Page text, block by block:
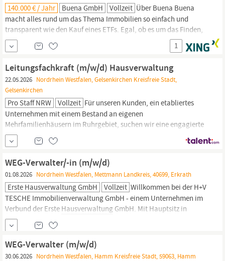
140.000 € / Jahr Buena GmbH Vollzeit Über Buena Buena
macht alles rund um das Thema Immobilien so einfach und
transparent wie den Kauf eines ETFs. Egal, ob es um das Finden,
Kaufen oder Finanzieren einer Wohnung geht. Dies erreichen wir,
indem wirHausverwaltungen
in ganz Deutschland übernehmen
und sie in Technologieunternehmen transformieren.
1
Leitungsfachkraft (m/w/d) Hausverwaltung
22.05.2026 Nordrhein Westfalen, Gelsenkirchen Kreisfreie Stadt,
Gelsenkirchen
Pro Staff NRW Vollzeit Für unseren Kunden, ein etabliertes
Unternehmen mit einem Bestand an eigenen
Mehrfamilienhäusern im Ruhrgebiet, suchen wir eine engagierte
und erfahrene Fachkraft (m/w/d) für die Leitung und
Weiterentwicklung der
Gelsenkirchen. IHRE AUFGABEN: Verantwortung für die operative
und strategische Leitung derHausverwaltung
WEG-Verwalter/-in (m/w/d)
01.08.2026 Nordrhein Westfalen, Mettmann Landkreis, 40699, Erkrath
Erste Hausverwaltung GmbH Vollzeit Willkommen bei der H+V
TESCHE Immobilienverwaltung GmbH - einem Unternehmen im
Verbund der Erste Hausverwaltung GmbH. Mit Hauptsitz in
Erkrath betreuen wir seit über 30 Jahren erfolgreich Wohnanlagen
und Eigentümergemeinschaften. Dank unserer
deutschlandweiten Präsenz und enger Zusammenarbeit mit
regionalen Partnern bieten wir unseren
WEG-Verwalter (m/w/d)
30.06.2026 Nordrhein Westfalen, Hamm Kreisfreie Stadt, 59063, Hamm